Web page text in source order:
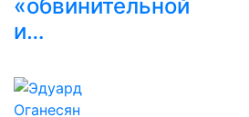
«обвинительной
и…